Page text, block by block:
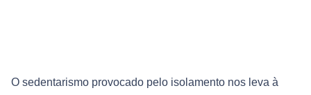
O sedentarismo provocado pelo isolamento nos leva à